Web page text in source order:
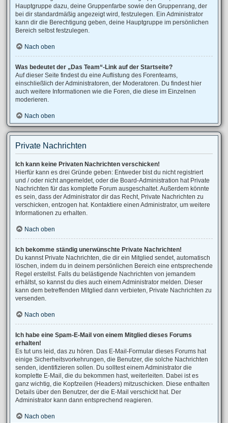
Hauptgruppe dazu, deine Gruppenfarbe sowie den Gruppenrang, der
bei dir standardmäßig angezeigt wird, festzulegen. Ein Administrator
kann dir die Berechtigung geben, deine Hauptgruppe im persönlichen
Bereich selbst festzulegen.
Nach oben
Was bedeutet der „Das Team“-Link auf der Startseite?
Auf dieser Seite findest du eine Auflistung des Forenteams,
einschließlich der Administratoren, der Moderatoren. Du findest hier
auch weitere Informationen wie die Foren, die diese im Einzelnen
moderieren.
Nach oben
Private Nachrichten
Ich kann keine Privaten Nachrichten verschicken!
Hierfür kann es drei Gründe geben: Entweder bist du nicht registriert
und / oder nicht angemeldet, oder die Board-Administration hat Private
Nachrichten für das komplette Forum ausgeschaltet. Außerdem könnte
es sein, dass der Administrator dir das Recht, Private Nachrichten zu
verschicken, entzogen hat. Kontaktiere einen Administrator, um weitere
Informationen zu erhalten.
Nach oben
Ich bekomme ständig unerwünschte Private Nachrichten!
Du kannst Private Nachrichten, die dir ein Mitglied sendet, automatisch
löschen, indem du in deinem persönlichen Bereich eine entsprechende
Regel erstellst. Falls du belästigende Nachrichten von jemandem
erhältst, so kannst du dies auch einem Administrator melden. Dieser
kann dem betreffenden Mitglied dann verbieten, Private Nachrichten zu
versenden.
Nach oben
Ich habe eine Spam-E-Mail von einem Mitglied dieses Forums
erhalten!
Es tut uns leid, das zu hören. Das E-Mail-Formular dieses Forums hat
einige Sicherheitsvorkehrungen, die Benutzer, die solche Nachrichten
senden, identifizieren sollen. Du solltest einem Administrator die
komplette E-Mail, die du bekommen hast, weiterleiten. Dabei ist es
ganz wichtig, die Kopfzeilen (Headers) mitzuschicken. Diese enthalten
Details über den Benutzer, der die E-Mail verschickt hat. Der
Administrator kann dann entsprechend reagieren.
Nach oben